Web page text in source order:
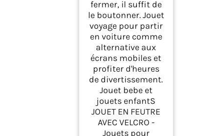
fermer, il suffit de
le boutonner. Jouet
voyage pour partir
en voiture comme
alternative aux
écrans mobiles et
profiter d'heures
de divertissement.
Jouet bebe et
jouets enfantS
JOUET EN FEUTRE
AVEC VELCRO -
Jouets pour